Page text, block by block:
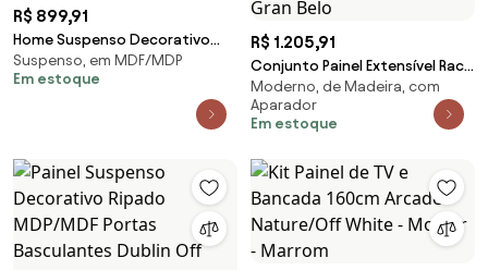
R$ 899,91
Home Suspenso Decorativo
122cm Everly Freijó/Off White
G29 - Gran Belo
Suspenso, em MDF/MDP
Em estoque
R$ 1.205,91
Conjunto Painel Extensível Rack
180cm LED Tremonti/Duarte TV
até 55 Tauari/Off White G77 -
Gran Belo
Moderno, de Madeira, com
Aparador
Em estoque